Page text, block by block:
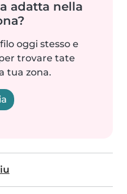
adatta nella
oggi stesso e
trovare tate
tua zona.